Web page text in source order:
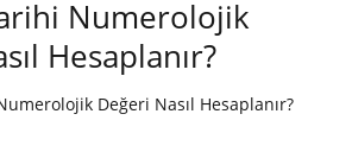
Numerolojik
Hesaplanır?